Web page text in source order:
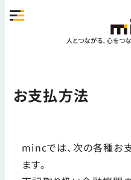
お支払方法
mincでは、次の各種お
ます。